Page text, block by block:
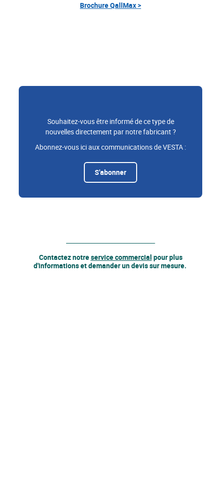
Brochure QallMax >
Souhaitez-vous être informé de ce type de
nouvelles directement par notre fabricant ?
Abonnez-vous ici aux communications de VESTA :
S'abonner
Contactez notreservice commercial pour plus
d'informations et demander un devis sur mesure.